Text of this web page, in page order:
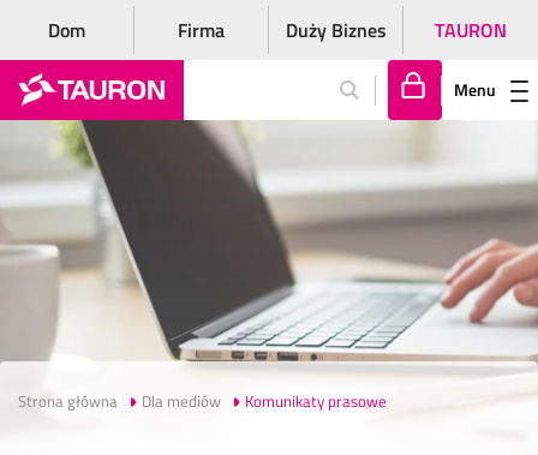
Dom Firma Duży Biznes TAURON
lo
gu
j
si
ę
Menu
Strona główna Dla mediów Komunikaty prasowe